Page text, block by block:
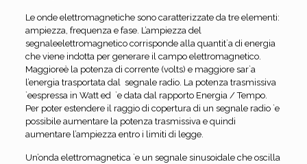
Le onde elettromagnetiche sono caratterizzate da tre elementi:
ampiezza, frequenza e fase. L’ampiezza del
segnaleelettromagnetico corrisponde alla quantit`a di energia
che viene indotta per generare il campo elettromagnetico.
Maggioreè la potenza di corrente (volts) e maggiore sar`a
l’energia trasportata dal segnale radio. La potenza trasmissiva
`eespressa in Watt ed `e data dal rapporto Energia / Tempo.
Per poter estendere il raggio di copertura di un segnale radio `e
possibile aumentare la potenza trasmissiva e quindi
aumentare l’ampiezza entro i limiti di legge.
Un’onda elettromagnetica `e un segnale sinusoidale che oscilla